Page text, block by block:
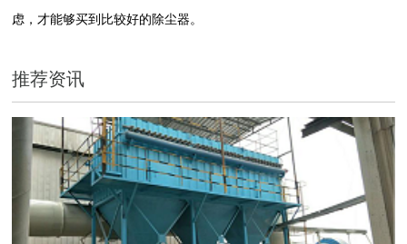
虑，才能够买到比较好的除尘器。
推荐资讯